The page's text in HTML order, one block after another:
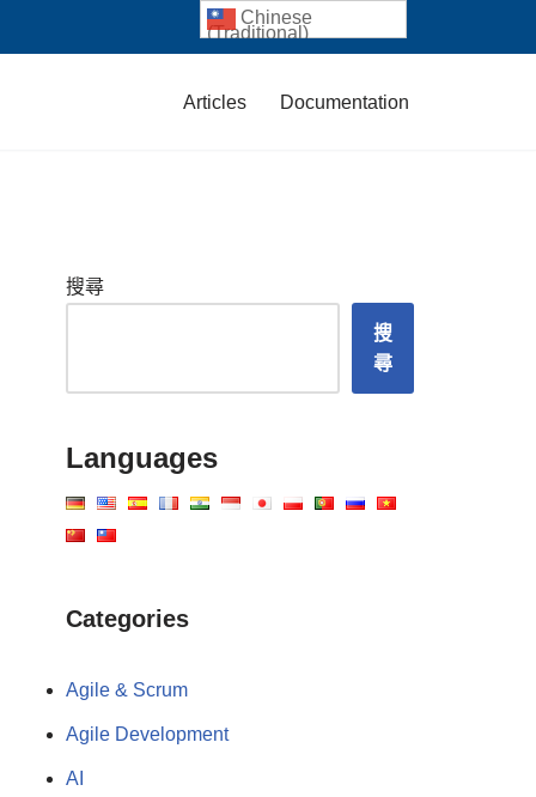
Articles Documentation
搜尋
搜
尋
Languages
Categories
Agile & Scrum
Agile Development
AI
Chinese
(Traditional)